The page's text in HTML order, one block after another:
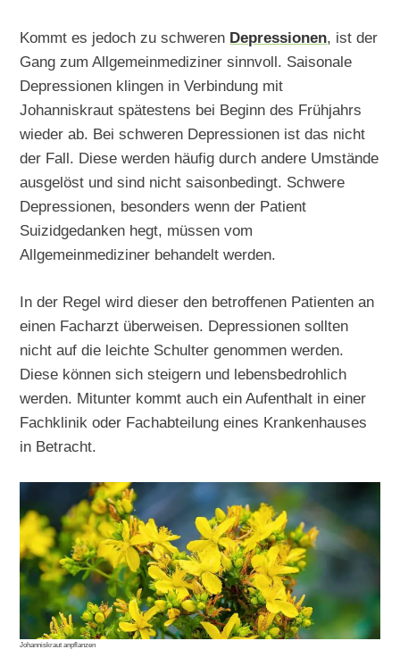
Kommt es jedoch zu schweren Depressionen, ist der
Gang zum Allgemeinmediziner sinnvoll. Saisonale
Depressionen klingen in Verbindung mit
Johanniskraut spätestens bei Beginn des Frühjahrs
wieder ab. Bei schweren Depressionen ist das nicht
der Fall. Diese werden häufig durch andere Umstände
ausgelöst und sind nicht saisonbedingt. Schwere
Depressionen, besonders wenn der Patient
Suizidgedanken hegt, müssen vom
Allgemeinmediziner behandelt werden.
In der Regel wird dieser den betroffenen Patienten an
einen Facharzt überweisen. Depressionen sollten
nicht auf die leichte Schulter genommen werden.
Diese können sich steigern und lebensbedrohlich
werden. Mitunter kommt auch ein Aufenthalt in einer
Fachklinik oder Fachabteilung eines Krankenhauses
in Betracht.
Johanniskraut anpflanzen